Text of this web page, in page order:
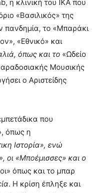
η κλινική του ΙΚΑ που
«Βασιλικός» της
πανδημία, το «Μπαράκι
«Εθνικό» και
όπως και το «Ωδείο
Μουσικής
ο Αριστείδης
που
όπως η
Ιστορία», ενώ
οι «Μποέμισσες» και ο
όπως και το μπαρ
. Η κρίση έπληξε και